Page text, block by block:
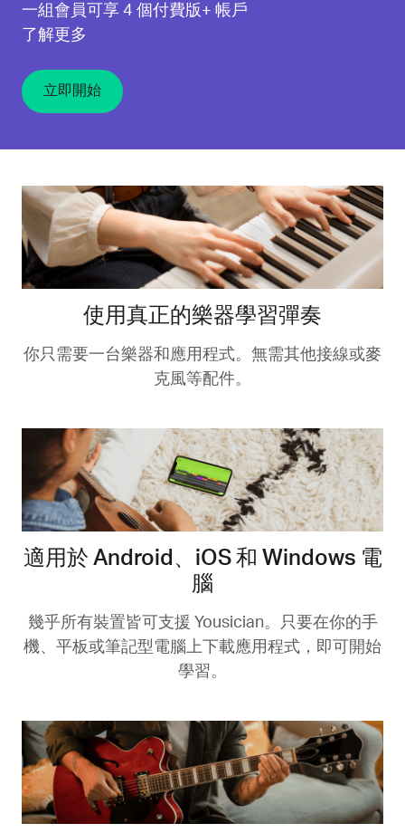
一組會員可享 4 個付費版+ 帳戶
了解更多
立即開始
使用真正的樂器學習彈奏
你只需要一台樂器和應用程式。無需其他接線或麥
克風等配件。
適用於 Android、iOS 和 Windows 電
腦
幾乎所有裝置皆可支援 Yousician。只要在你的手
機、平板或筆記型電腦上下載應用程式，即可開始
學習。